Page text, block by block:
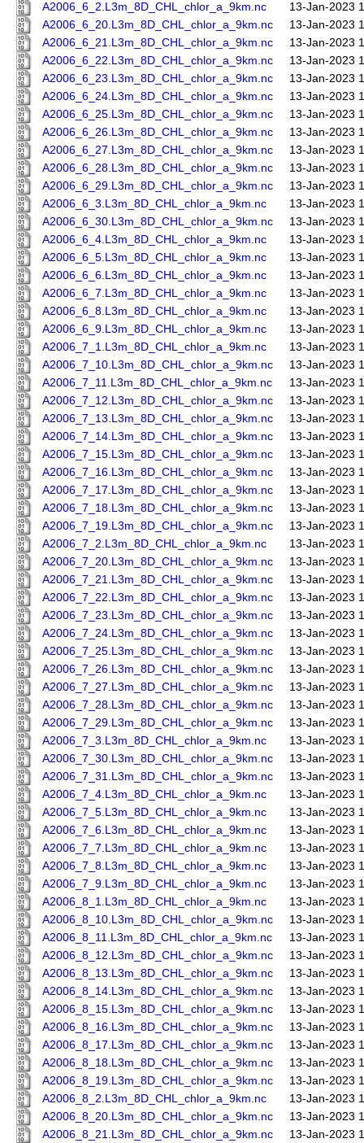
A2006_6_2.L3m_8D_CHL_chlor_a_9km.nc
13-Jan-2023
A2006_6_20.L3m_8D_CHL_chlor_a_9km.nc
13-Jan-2023
A2006_6_21.L3m_8D_CHL_chlor_a_9km.nc
13-Jan-2023
A2006_6_22.L3m_8D_CHL_chlor_a_9km.nc
13-Jan-2023
A2006_6_23.L3m_8D_CHL_chlor_a_9km.nc
13-Jan-2023
A2006_6_24.L3m_8D_CHL_chlor_a_9km.nc
13-Jan-2023
A2006_6_25.L3m_8D_CHL_chlor_a_9km.nc
13-Jan-2023
A2006_6_26.L3m_8D_CHL_chlor_a_9km.nc
13-Jan-2023
A2006_6_27.L3m_8D_CHL_chlor_a_9km.nc
13-Jan-2023
A2006_6_28.L3m_8D_CHL_chlor_a_9km.nc
13-Jan-2023
A2006_6_29.L3m_8D_CHL_chlor_a_9km.nc
13-Jan-2023
A2006_6_3.L3m_8D_CHL_chlor_a_9km.nc
13-Jan-2023
A2006_6_30.L3m_8D_CHL_chlor_a_9km.nc
13-Jan-2023
A2006_6_4.L3m_8D_CHL_chlor_a_9km.nc
13-Jan-2023
A2006_6_5.L3m_8D_CHL_chlor_a_9km.nc
13-Jan-2023
A2006_6_6.L3m_8D_CHL_chlor_a_9km.nc
13-Jan-2023
A2006_6_7.L3m_8D_CHL_chlor_a_9km.nc
13-Jan-2023
A2006_6_8.L3m_8D_CHL_chlor_a_9km.nc
13-Jan-2023
A2006_6_9.L3m_8D_CHL_chlor_a_9km.nc
13-Jan-2023
A2006_7_1.L3m_8D_CHL_chlor_a_9km.nc
13-Jan-2023
A2006_7_10.L3m_8D_CHL_chlor_a_9km.nc
13-Jan-2023
A2006_7_11.L3m_8D_CHL_chlor_a_9km.nc
13-Jan-2023
A2006_7_12.L3m_8D_CHL_chlor_a_9km.nc
13-Jan-2023
A2006_7_13.L3m_8D_CHL_chlor_a_9km.nc
13-Jan-2023
A2006_7_14.L3m_8D_CHL_chlor_a_9km.nc
13-Jan-2023
A2006_7_15.L3m_8D_CHL_chlor_a_9km.nc
13-Jan-2023
A2006_7_16.L3m_8D_CHL_chlor_a_9km.nc
13-Jan-2023
A2006_7_17.L3m_8D_CHL_chlor_a_9km.nc
13-Jan-2023
A2006_7_18.L3m_8D_CHL_chlor_a_9km.nc
13-Jan-2023
A2006_7_19.L3m_8D_CHL_chlor_a_9km.nc
13-Jan-2023
A2006_7_2.L3m_8D_CHL_chlor_a_9km.nc
13-Jan-2023
A2006_7_20.L3m_8D_CHL_chlor_a_9km.nc
13-Jan-2023
A2006_7_21.L3m_8D_CHL_chlor_a_9km.nc
13-Jan-2023
A2006_7_22.L3m_8D_CHL_chlor_a_9km.nc
13-Jan-2023
A2006_7_23.L3m_8D_CHL_chlor_a_9km.nc
13-Jan-2023
A2006_7_24.L3m_8D_CHL_chlor_a_9km.nc
13-Jan-2023
A2006_7_25.L3m_8D_CHL_chlor_a_9km.nc
13-Jan-2023
A2006_7_26.L3m_8D_CHL_chlor_a_9km.nc
13-Jan-2023
A2006_7_27.L3m_8D_CHL_chlor_a_9km.nc
13-Jan-2023
A2006_7_28.L3m_8D_CHL_chlor_a_9km.nc
13-Jan-2023
A2006_7_29.L3m_8D_CHL_chlor_a_9km.nc
13-Jan-2023
A2006_7_3.L3m_8D_CHL_chlor_a_9km.nc
13-Jan-2023
A2006_7_30.L3m_8D_CHL_chlor_a_9km.nc
13-Jan-2023
A2006_7_31.L3m_8D_CHL_chlor_a_9km.nc
13-Jan-2023
A2006_7_4.L3m_8D_CHL_chlor_a_9km.nc
13-Jan-2023
A2006_7_5.L3m_8D_CHL_chlor_a_9km.nc
13-Jan-2023
A2006_7_6.L3m_8D_CHL_chlor_a_9km.nc
13-Jan-2023
A2006_7_7.L3m_8D_CHL_chlor_a_9km.nc
13-Jan-2023
A2006_7_8.L3m_8D_CHL_chlor_a_9km.nc
13-Jan-2023
A2006_7_9.L3m_8D_CHL_chlor_a_9km.nc
13-Jan-2023
A2006_8_1.L3m_8D_CHL_chlor_a_9km.nc
13-Jan-2023
A2006_8_10.L3m_8D_CHL_chlor_a_9km.nc
13-Jan-2023
A2006_8_11.L3m_8D_CHL_chlor_a_9km.nc
13-Jan-2023
A2006_8_12.L3m_8D_CHL_chlor_a_9km.nc
13-Jan-2023
A2006_8_13.L3m_8D_CHL_chlor_a_9km.nc
13-Jan-2023
A2006_8_14.L3m_8D_CHL_chlor_a_9km.nc
13-Jan-2023
A2006_8_15.L3m_8D_CHL_chlor_a_9km.nc
13-Jan-2023
A2006_8_16.L3m_8D_CHL_chlor_a_9km.nc
13-Jan-2023
A2006_8_17.L3m_8D_CHL_chlor_a_9km.nc
13-Jan-2023
A2006_8_18.L3m_8D_CHL_chlor_a_9km.nc
13-Jan-2023
A2006_8_19.L3m_8D_CHL_chlor_a_9km.nc
13-Jan-2023
A2006_8_2.L3m_8D_CHL_chlor_a_9km.nc
13-Jan-2023
A2006_8_20.L3m_8D_CHL_chlor_a_9km.nc
13-Jan-2023
A2006_8_21.L3m_8D_CHL_chlor_a_9km.nc
13-Jan-2023